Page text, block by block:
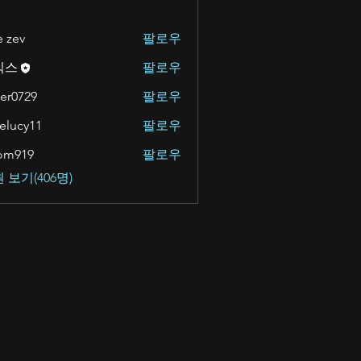
zev
팔로우
스
팔로우
팔로우
팔로우
팔로우
보기(406명)